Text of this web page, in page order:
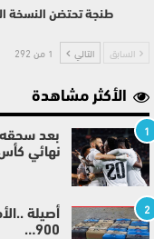
طنجة تحتضن النسخة
السابق التالي 1 من 292
الأكثر مشاهدة
1
بعد سحقه
نهائي
2
أصيلة
900…